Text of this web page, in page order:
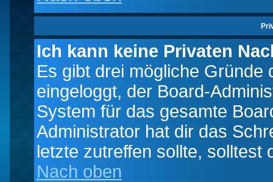
Ich kann keine Privaten
Es gibt drei mögliche Gründe
eingeloggt, der Board-
System für das gesamte
Administrator hat dir das
letzte zutreffen sollte, solltest
Nach oben